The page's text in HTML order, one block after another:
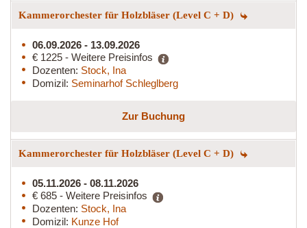
Kammerorchester für Holzbläser (Level C + D)
06.09.2026 - 13.09.2026
€ 1225 - Weitere Preisinfos
Dozenten: Stock, Ina
Domizil: Seminarhof Schleglberg
Zur Buchung
Kammerorchester für Holzbläser (Level C + D)
05.11.2026 - 08.11.2026
€ 685 - Weitere Preisinfos
Dozenten: Stock, Ina
Domizil: Kunze Hof